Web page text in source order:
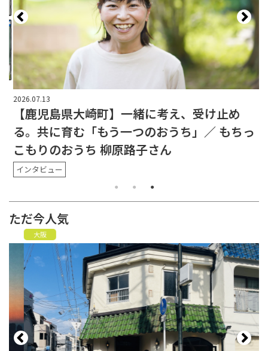
2026.07.13
【鹿児島県大崎町】一緒に考え、受け止め
る。共に育む「もう一つのおうち」／ もちっ
こもりのおうち 柳原路子さん
インタビュー
ただ今人気
大阪